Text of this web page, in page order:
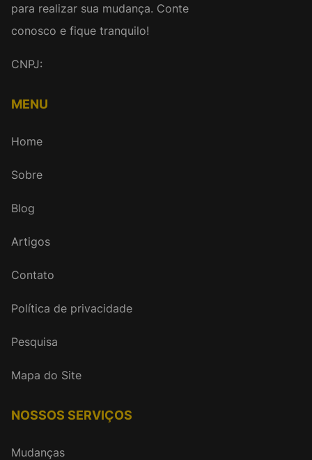
para realizar sua mudança. Conte
conosco e fique tranquilo!
CNPJ:
MENU
Home
Sobre
Blog
Artigos
Contato
Política de privacidade
Pesquisa
Mapa do Site
NOSSOS SERVIÇOS
Mudanças